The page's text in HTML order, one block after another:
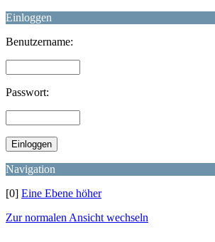
Einloggen
Benutzername:
Passwort:
Navigation
[0] Eine Ebene höher
Zur normalen Ansicht wechseln